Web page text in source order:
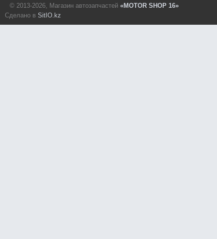
© 2013-2026, Магазин автозапчастей «MOTOR SHOP 16»
Сделано в SitIO.kz